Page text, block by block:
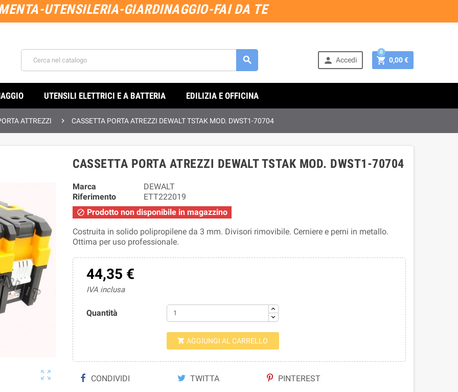
UTENSILERIA-GIARDINAGGIO-FAI DA TE
  Accedi  0,00 €
0
UTENSILI ELETTRICI E A BATTERIA EDILIZIA E OFFICINA
ATTREZZI  CASSETTA PORTA ATREZZI DEWALT TSTAK MOD. DWST1-70704

CASSETTA PORTA ATREZZI DEWALT TSTAK MOD. DWST1-70704
Marca
DEWALT
Riferimento
ETT222019
 Prodotto non disponibile in magazzino
Costruita in solido polipropilene da 3 mm. Divisori rimovibile. Cerniere e perni in metallo.
Ottima per uso professionale.
44,35 €
IVA inclusa
Quantità
 AGGIUNGI AL CARRELLO
CONDIVIDI TWITTA PINTEREST